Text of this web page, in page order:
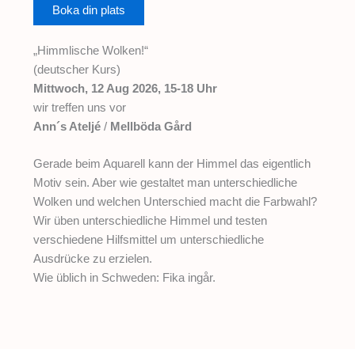
Boka din plats
„Himmlische Wolken!“
(deutscher Kurs)
Mittwoch, 12 Aug 2026, 15-18 Uhr
wir treffen uns vor
Ann´s Ateljé /Mellböda Gård
Gerade beim Aquarell kann der Himmel das eigentlich
Motiv sein. Aber wie gestaltet man unterschiedliche
Wolken und welchen Unterschied macht die Farbwahl?
Wir üben unterschiedliche Himmel und testen
verschiedene Hilfsmittel um unterschiedliche
Ausdrücke zu erzielen.
Wie üblich in Schweden: Fika ingår.